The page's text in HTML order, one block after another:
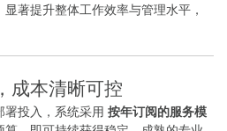
著提升整体工作效率与管理水平，
成本清晰可控
投入，系统采用 按年订阅的服务模